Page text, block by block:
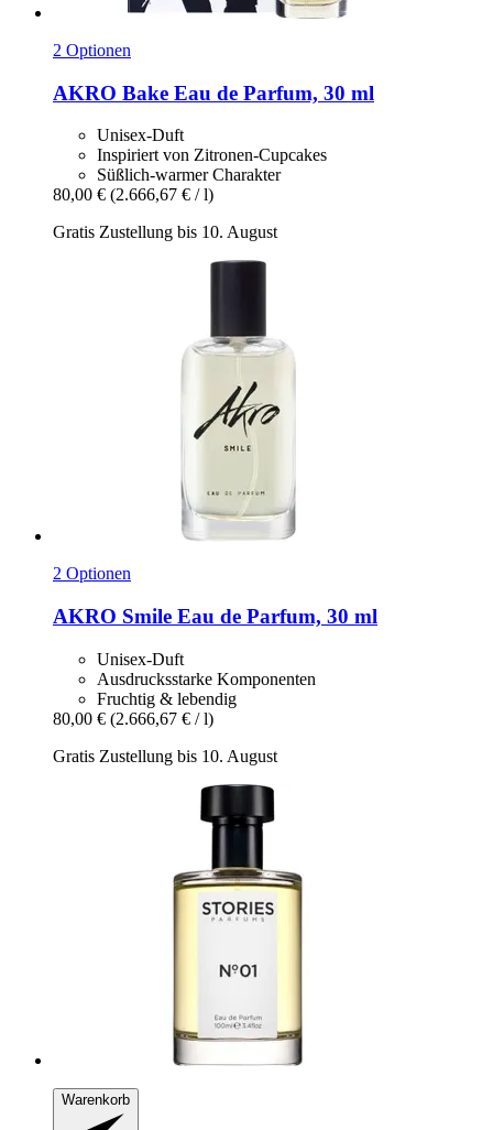
2 Optionen
AKRO Bake Eau de Parfum, 30 ml
Unisex-Duft
Inspiriert von Zitronen-Cupcakes
Süßlich-warmer Charakter
80,00 € (2.666,67 € / l)
Gratis Zustellung bis 10. August
2 Optionen
AKRO Smile Eau de Parfum, 30 ml
Unisex-Duft
Ausdrucksstarke Komponenten
Fruchtig & lebendig
80,00 € (2.666,67 € / l)
Gratis Zustellung bis 10. August
Warenkorb